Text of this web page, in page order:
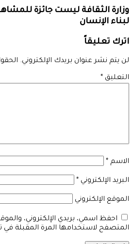
وزارة الثقافة ليست جائزة
لبناء الإنسان
اترك تعليقاً
لن يتم نشر عنوان بريدك الإلكتروني.
التعليق *
الاسم *
البريد الإلكتروني *
الموقع الإلكتروني
احفظ اسمي، بريدي الإلكتروني،
المتصفح لاستخدامها المرة المقبلة في